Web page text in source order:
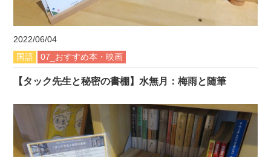
2022/06/04
国語
07_おすすめ本・映画
【タック先生と秘密の書棚】水無月：梅雨と随筆